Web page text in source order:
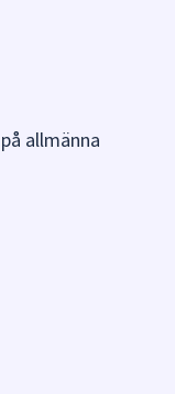
allmänna